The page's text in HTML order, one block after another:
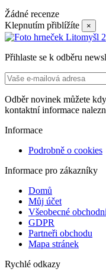
Žádné recenze
Klepnutím přiblížíte
×
Přihlaste se k odběru
Odběr novinek můžete
kontaktní informace
Informace
Podrobně o cookies
Informace pro zákazníky
Domů
Můj účet
Všeobecné
GDPR
Partneři obchodu
Mapa stránek
Rychlé odkazy